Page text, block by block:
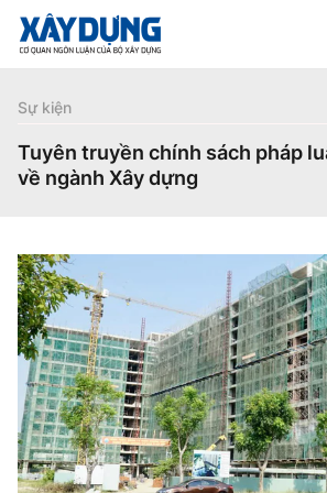
Mới nhất
Thời sự
Chính trị
Xã hội
Xây dựng
Chỉ đạo điều hành
Giao thông
Sự kiện
Tuyên truyền chính sách pháp
về ngành Xây dựng